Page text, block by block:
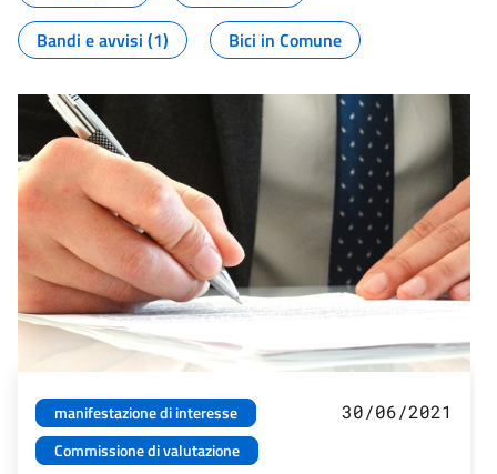
Bandi e avvisi (1)
Bici in Comune
manifestazione di interesse
Commissione di valutazione
30/06/2021